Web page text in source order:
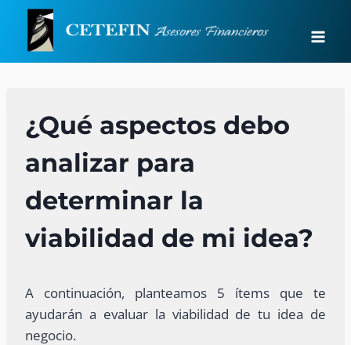
Saltar
contenido
¿Qué aspectos debo
analizar para
determinar la
viabilidad de mi idea?
A continuación, planteamos 5 ítems que te
ayudarán a evaluar la viabilidad de tu idea de
negocio.